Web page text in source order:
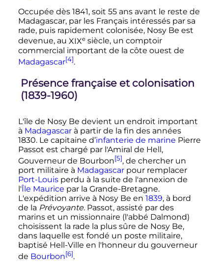
Occupée dès 1841, soit 55 ansavant le reste de
Madagascar, par les Français intéressés par sa
rade, puis rapidement colonisée, Nosy Be est
devenue, au XIXe siècle, un comptoir
commercial important de la côte ouest de
Madagascar[4].
Présence française et colonisation
(1839-1960)
L'île de Nosy Be devient un endroit important
à Madagascarà partir de la fin des années
1830. Le capitaine d’infanterie de marine Pierre
Passot est chargé par l'Amiral de Hell,
Gouverneur de Bourbon[5], de chercher un
port militaire à Madagascarpour remplacer
Port-Louisperdu à la suite de l'annexion de
l'Île Maurice par la Grande-Bretagne.
L'expédition arrive à Nosy Be en 1839, à bord
de la Prévoyante. Passot, assisté par des
marins et un missionnaire (l'abbé Dalmond)
choisissent la rade la plus sûre de Nosy Be,
dans laquelle est fondé un poste militaire,
baptisé Hell-Ville en l'honneur du gouverneur
de Bourbon[6].